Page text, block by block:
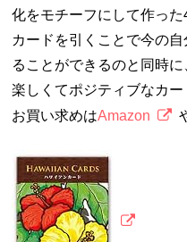
化をモチーフにして作った
カードを引くことで今の
ることができるのと同時
楽しくてポジティブなカー
お買い求めはAmazon